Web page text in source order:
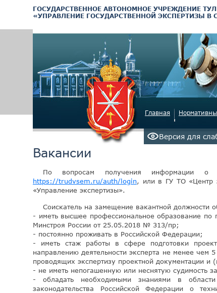
ГОСУДАРСТВЕННОЕ АВТОНОМНОЕ УЧРЕЖДЕНИЕ
«УПРАВЛЕНИЕ ГОСУДАРСТВЕННОЙ ЭКСПЕРТИЗЫ В
Главная
Версия для
Вакансии
По вопросам получения информации о
https://trudvsem.ru/auth/login, или в ГУ ТО «Центр
«Управление экспертизы».
Соискатель на замещение вакантной должности
- иметь высшее профессиональное образование по
Минстроя России от 25.05.2018 № 313/пр;
- постоянно проживать в Российской Федерации;
- иметь стаж работы в сфере подготовки
направлению деятельности эксперта не менее чем
проводящих экспертизу проектной документации
- не иметь непогашенную или неснятую судимость
- обладать необходимыми знаниями в области
законодательства Российской Федерации о